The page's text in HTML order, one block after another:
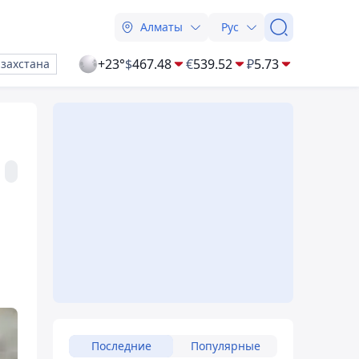
Алматы Рус
+23°$467.48 €539.52 ₽5.73
Последние Популярные